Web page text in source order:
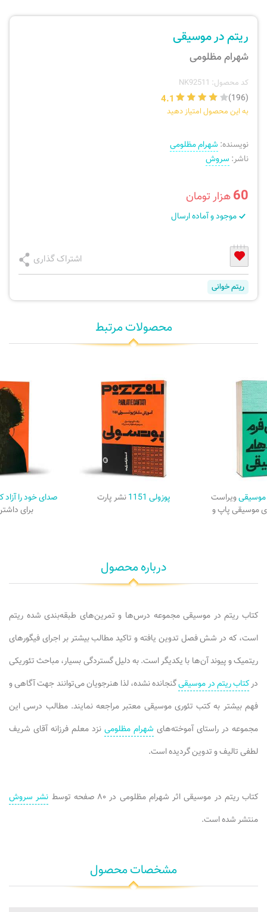
نی، فلوت، سازهای بادی
ارسال سفارش
ریتم در موسیقی
شهرام مظلومی
کد محصول: NK92511
(196)
4.1
به این محصول امتیاز دهید
نویسنده: شهرام مظلومی
ناشر: سروش
60هزار تومان
موجود و آماده ارسال
اشتراک گذاری
ریتم خوانی
محصولات مرتبط
موسیقیویراست
موسیقی پاپ و
پوزولی 1151 نشر پارت
صدای خود را آزاد
برای
درباره محصول
کتاب ریتم در موسیقی مجموعه درس‌ها و تمرین‌های طبقه‌بندی شده ریتم
است، که در شش فصل تدوین یافته و تاکید مطالب بیشتر بر اجرای فیگورهای
ریتمیک و پیوند آن‌ها با یکدیگر است. به دلیل گستردگی بسیار، مباحث تئوریکی
درکتاب ریتم در موسیقیگنجانده نشده، لذا هنرجویان می‌توانند جهت آگاهی و
فهم بیشتر به کتب تئوری موسیقی معتبر مراجعه نمایند. مطالب درسی این
مجموعه در راستای آموخته‌های شهرام مظلومی نزد معلم فرزانه آقای شریف
لطفی تالیف و تدوین گردیده است.
کتاب ریتم در موسیقی اثر شهرام مظلومی در ۸۰ صفحه توسط
نشر سروش
منتشر شده است.
مشخصات محصول